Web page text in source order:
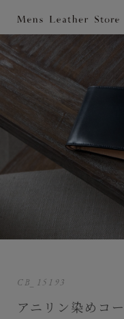
CB_15193
アニリン染めコ